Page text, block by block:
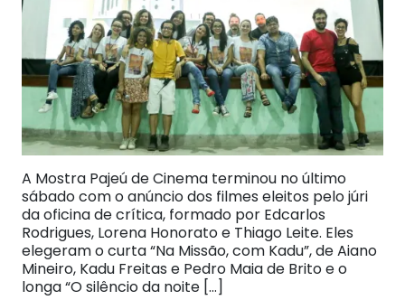
A Mostra Pajeú de Cinema terminou no último
sábado com o anúncio dos filmes eleitos pelo júri
da oficina de crítica, formado por Edcarlos
Rodrigues, Lorena Honorato e Thiago Leite. Eles
elegeram o curta “Na Missão, com Kadu”, de Aiano
Mineiro, Kadu Freitas e Pedro Maia de Brito e o
longa “O silêncio da noite […]